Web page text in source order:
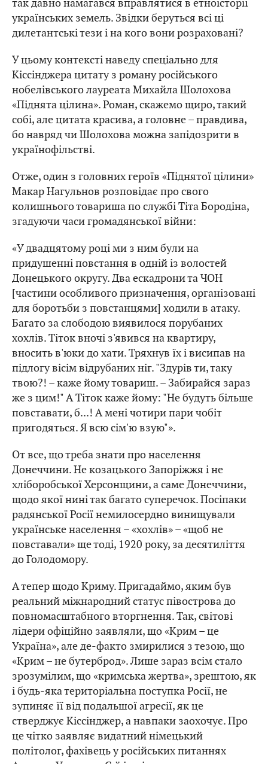
так давно намагався вправлятися в етноісторії
українських земель. Звідки беруться всі ці
дилетантські тези і на кого вони розраховані?
У цьому контексті наведу спеціально для
Кіссінджера цитату з роману російського
нобелівського лауреата Михайла Шолохова
«Піднята цілина». Роман, скажемо щиро, такий
собі, але цитата красива, а головне – правдива,
бо навряд чи Шолохова можна запідозрити в
українофільстві.
Отже, один з головних героїв «Піднятої цілини»
Макар Нагульнов розповідає про свого
колишнього товариша по службі Тіта Бородіна,
згадуючи часи громадянської війни:
«У двадцятому році ми з ним були на
придушенні повстання в одній із волостей
Донецького округу. Два ескадрони та ЧОН
[частини особливого призначення, організовані
для боротьби з повстанцями] ходили в атаку.
Багато за слободою виявилося порубаних
хохлів. Тіток вночі з'явився на квартиру,
вносить в'юки до хати. Тряхнув їх і висипав на
підлогу вісім відрубаних ніг. "Здурів ти, таку
твою?! – каже йому товариш. – Забирайся зараз
же з цим!" А Тіток каже йому: "Не будуть більше
повставати, б...! А мені чотири пари чобіт
пригодяться. Я всю сім'ю взую"».
От все, що треба знати про населення
Донеччини. Не козацького Запоріжжя і не
хліборобської Херсонщини, а саме Донеччини,
щодо якої нині так багато суперечок. Посіпаки
радянської Росії немилосердно винищували
українське населення – «хохлів» – «щоб не
повставали» ще тоді, 1920 року, за десятиліття
до Голодомору.
А тепер щодо Криму. Пригадаймо, яким був
реальний міжнародний статус півострова до
повномасштабного вторгнення. Так, світові
лідери офіційно заявляли, що «Крим – це
Україна», але де-факто змирилися з тезою, що
«Крим – не бутерброд». Лише зараз всім стало
зрозумілим, що «кримська жертва», зрештою, як
і будь-яка територіальна поступка Росії, не
зупиняє її від подальшої агресії, як це
стверджує Кіссінджер, а навпаки заохочує. Про
це чітко заявляє видатний німецький
політолог, фахівець у російських питаннях